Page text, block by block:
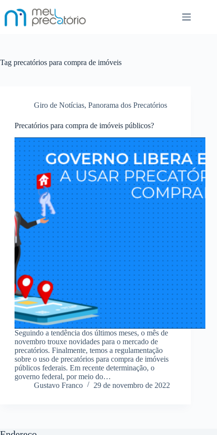
para
Tag precatórios para compra de imóveis
Giro de Notícias, Panorama dos Precatórios
Precatórios para compra de imóveis públicos?
Seguindo a tendência dos últimos meses, o mês de
novembro trouxe novidades para o mercado de
precatórios. Finalmente, temos a regulamentação
sobre o uso de precatórios para compra de imóveis
públicos federais. Em recente determinação, o
governo federal, por meio do…
Gustavo Franco
29 de novembro de 2022